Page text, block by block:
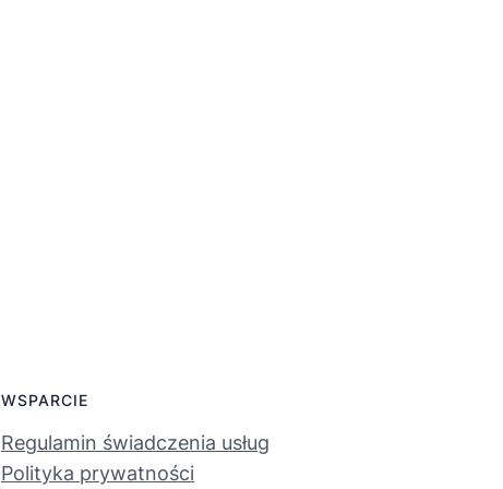
WSPARCIE
Regulamin świadczenia usług
Polityka prywatności